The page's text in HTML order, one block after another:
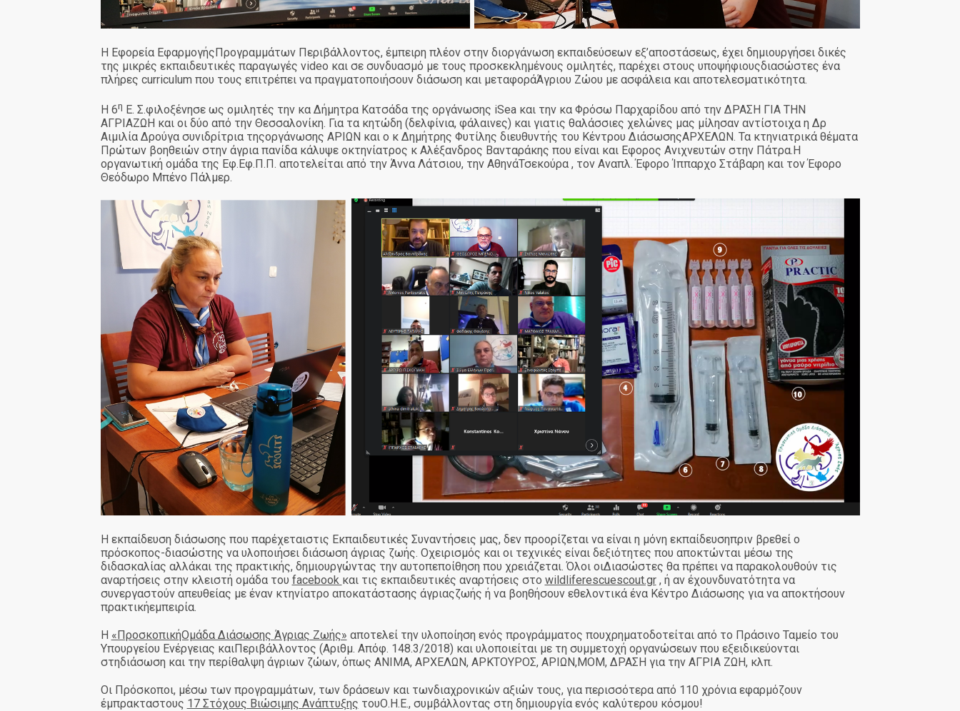
Η Εφορεία ΕφαρμογήςΠρογραμμάτων Περιβάλλοντος, έμπειρη πλέον στην διοργάνωση εκπαιδεύσεων εξ’αποστάσεως, έχει δημιουργήσει δικές
της μικρές εκπαιδευτικές παραγωγές video και σε συνδυασμό με τους προσκεκλημένους ομιλητές, παρέχει στους υποψήφιουςδιασώστες ένα
πλήρες curriculum που τους επιτρέπει να πραγματοποιήσουν διάσωση και μεταφοράΆγριου Ζώου με ασφάλεια και αποτελεσματικότητα.
Η 6η Ε. Σ.φιλοξένησε ως ομιλητές την κα Δήμητρα Κατσάδα της οργάνωσης iSea και την κα Φρόσω Παρχαρίδου από την ΔΡΑΣΗ ΓΙΑ ΤΗΝ
ΑΓΡΙΑΖΩΗ και οι δύο από την Θεσσαλονίκη. Για τα κητώδη (δελφίνια, φάλαινες) και γιατις θαλάσσιες χελώνες μας μίλησαν αντίστοιχα η Δρ
Αιμιλία Δρούγα συνιδρίτρια τηςοργάνωσης ΑΡΙΩΝ και ο κ Δημήτρης Φυτίλης διευθυντής του Κέντρου ΔιάσωσηςΑΡΧΕΛΩΝ. Τα κτηνιατρικά θέματα
Πρώτων βοηθειών στην άγρια πανίδα κάλυψε οκτηνίατρος κ Αλέξανδρος Βανταράκης που είναι και Εφορος Ανιχνευτών στην Πάτρα.Η
οργανωτική ομάδα της Εφ.Εφ.Π.Π. αποτελείται από την Άννα Λάτσιου, την ΑθηνάΤσεκούρα , τον Αναπλ. Έφορο Ίππαρχο Στάβαρη και τον Έφορο
Θεόδωρο Μπένο Πάλμερ.
Η εκπαίδευση διάσωσης που παρέχεταιστις Εκπαιδευτικές Συναντήσεις μας, δεν προορίζεται να είναι η μόνη εκπαίδευσηπριν βρεθεί ο
πρόσκοπος-διασώστης να υλοποιήσει διάσωση άγριας ζωής. Οχειρισμός και οι τεχνικές είναι δεξιότητες που αποκτώνται μέσω της
διδασκαλίας αλλάκαι της πρακτικής, δημιουργώντας την αυτοπεποίθηση που χρειάζεται. Όλοι οιΔιασώστες θα πρέπει να παρακολουθούν τις
αναρτήσεις στην κλειστή ομάδα του facebook και τις εκπαιδευτικές αναρτήσεις στο wildliferescuescout.gr, ή αν έχουνδυνατότητα να
συνεργαστούν απευθείας με έναν κτηνίατρο αποκατάστασης άγριαςζωής ή να βοηθήσουν εθελοντικά ένα Κέντρο Διάσωσης για να αποκτήσουν
πρακτικήεμπειρία.
Η «ΠροσκοπικήΟμάδα Διάσωσης Άγριας Ζωής» αποτελεί την υλοποίηση ενός προγράμματος πουχρηματοδοτείται από το Πράσινο Ταμείο του
Υπουργείου Ενέργειας καιΠεριβάλλοντος (Αριθμ. Απόφ. 148.3/2018) και υλοποιείται με τη συμμετοχή οργανώσεων που εξειδικεύονται
στηδιάσωση και την περίθαλψη άγριων ζώων, όπως ΑΝΙΜΑ, ΑΡΧΕΛΩΝ, ΑΡΚΤΟΥΡΟΣ, ΑΡΙΩΝ,ΜΟΜ, ΔΡΑΣΗ για την ΑΓΡΙΑ ΖΩΗ, κλπ.
Οι Πρόσκοποι, μέσω των προγραμμάτων, των δράσεων και τωνδιαχρονικών αξιών τους, για περισσότερα από 110 χρόνια εφαρμόζουν
έμπρακταστους 17 Στόχους Βιώσιμης Ανάπτυξης τουΟ.Η.Ε., συμβάλλοντας στη δημιουργία ενός καλύτερου κόσμου!